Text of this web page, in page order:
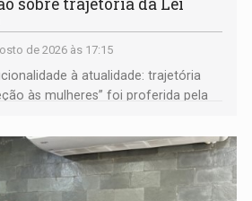
sobre trajetória da Lei
de 2026 às 17:15
à atualidade: trajetória
às mulheres” foi proferida pela